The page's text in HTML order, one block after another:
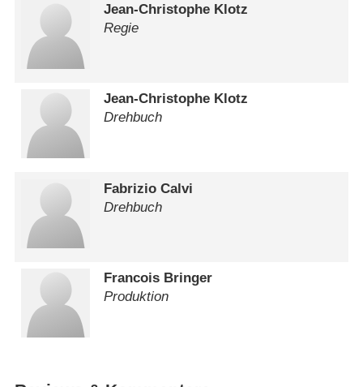
Jean-Christophe Klotz
Regie
Jean-Christophe Klotz
Drehbuch
Fabrizio Calvi
Drehbuch
Francois Bringer
Produktion